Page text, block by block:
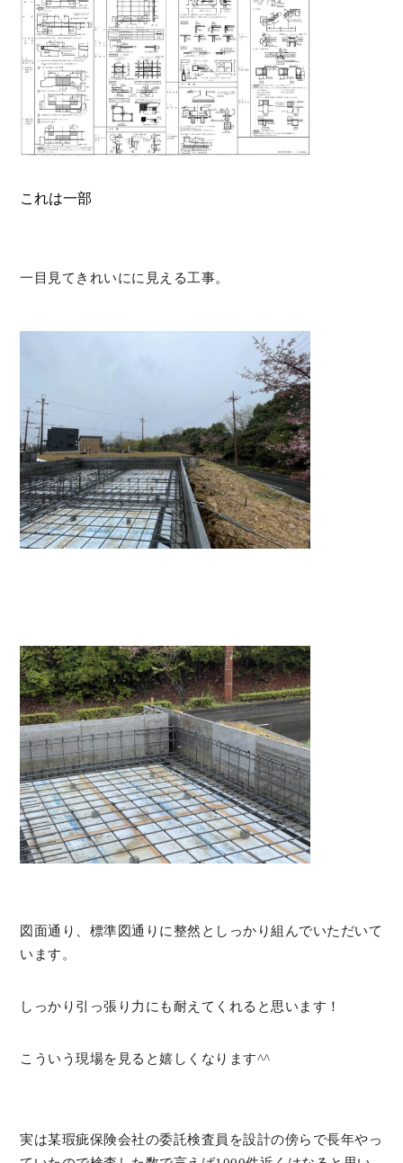
これは一部
一目見てきれいにに見える工事。
図面通り、標準図通りに整然としっかり組んでいただいて
います。
しっかり引っ張り力にも耐えてくれると思います！
こういう現場を見ると嬉しくなります^^
実は某瑕疵保険会社の委託検査員を設計の傍らで長年やっ